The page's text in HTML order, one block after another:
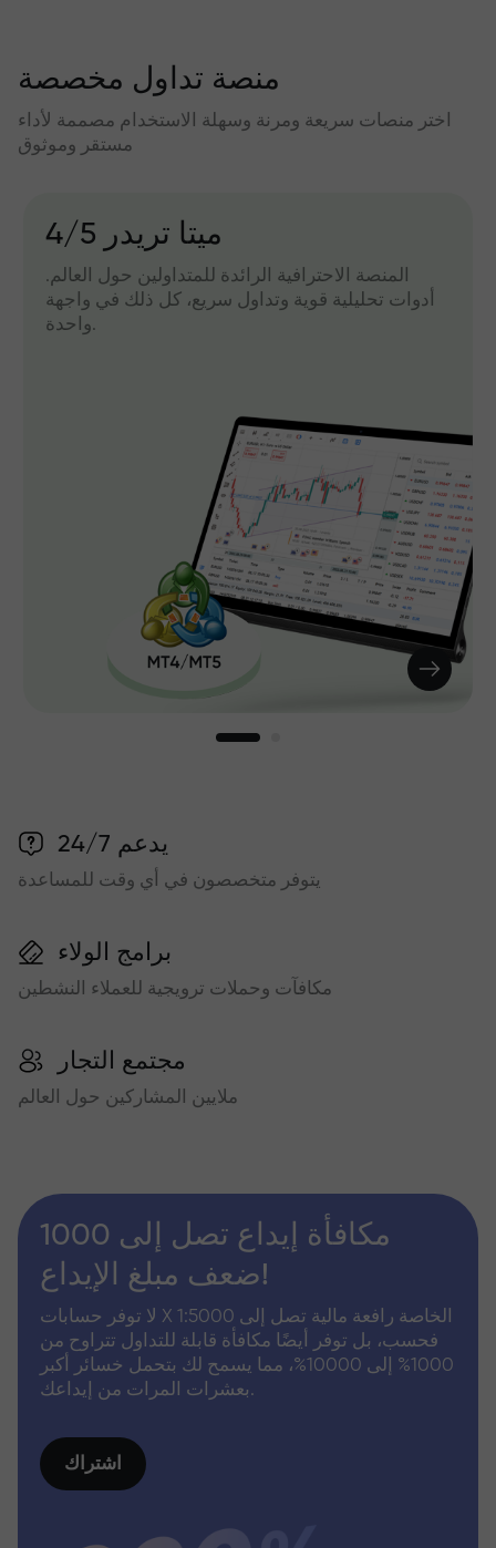
منصة تداول مخصصة
اختر منصات سريعة ومرنة وسهلة الاستخدام مصممة لأداء
مستقر وموثوق
میتا تریدر 4/5
المنصة الاحترافية الرائدة للمتداولين حول العالم.
أدوات تحليلية قوية وتداول سريع، كل ذلك في واجهة
واحدة.
يدعم 24/7
يتوفر متخصصون في أي وقت للمساعدة
برامج الولاء
مكافآت وحملات ترويجية للعملاء النشطين
مجتمع التجار
ملايين المشاركين حول العالم
مكافأة إيداع تصل إلى 1000
ضعف مبلغ الإيداع!
لا توفر حسابات X الخاصة رافعة مالية تصل إلى 1:5000
فحسب، بل توفر أيضًا مكافأة قابلة للتداول تتراوح من
1000% إلى 10000%، مما يسمح لك بتحمل خسائر أكبر
بعشرات المرات من إيداعك.
اشتراك